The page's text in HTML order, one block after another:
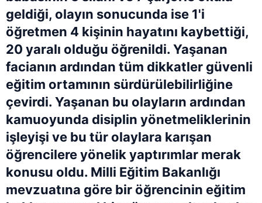
geldiği, olayın sonucunda ise 1'i
öğretmen 4 kişinin hayatını kaybettiği,
20 yaralı olduğu öğrenildi. Yaşanan
facianın ardından tüm dikkatler güvenli
eğitim ortamının sürdürülebilirliğine
çevirdi. Yaşanan bu olayların ardından
kamuoyunda disiplin yönetmeliklerinin
işleyişi ve bu tür olaylara karışan
öğrencilere yönelik yaptırımlar merak
konusu oldu. Milli Eğitim Bakanlığı
mevzuatına göre bir öğrencinin eğitim